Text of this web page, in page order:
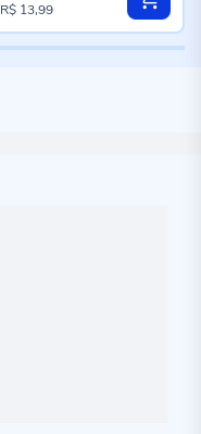
R$ 13,99